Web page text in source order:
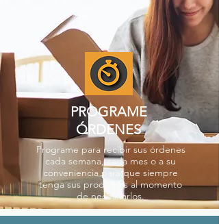
PROGRAME
ÓRDENES
Programe para recibir sus órdenes
cada semana, cada mes o a su
conveniencia para que siempre
tenga sus productos al momento
de necesitarlos.